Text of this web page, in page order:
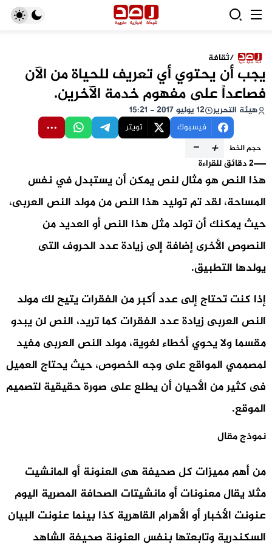
/ثقافة
يجب أن يحتوي أي تعريف للحياة من الآن
فصاعداً على مفهوم خدمة الآخرين.
هيئة التحرير
12 يوليو 2017 - 15:21
فيسبوك
تويتر
حجم الخط +
-
2 دقائق للقراءة
هذا النص هو مثال لنص يمكن أن يستبدل في نفس
المساحة، لقد تم توليد هذا النص من مولد النص العربى،
حيث يمكنك أن تولد مثل هذا النص أو العديد من
النصوص الأخرى إضافة إلى زيادة عدد الحروف التى
يولدها التطبيق.
إذا كنت تحتاج إلى عدد أكبر من الفقرات يتيح لك مولد
النص العربى زيادة عدد الفقرات كما تريد، النص لن يبدو
مقسما ولا يحوي أخطاء لغوية، مولد النص العربى مفيد
لمصممي المواقع على وجه الخصوص، حيث يحتاج العميل
فى كثير من الأحيان أن يطلع على صورة حقيقية لتصميم
الموقع.
نموذج مقال
من أهم مميزات كل صحيفة هى العنونة أو المانشيت
مثلا يقال معنونات أو مانشيتات الصحافة المصرية اليوم
عنونت الأخبار أو الأهرام القاهرية كذا بينما عنونت البيان
السكندرية وتابعتها بنفس العنونة صحيفة الشاهد